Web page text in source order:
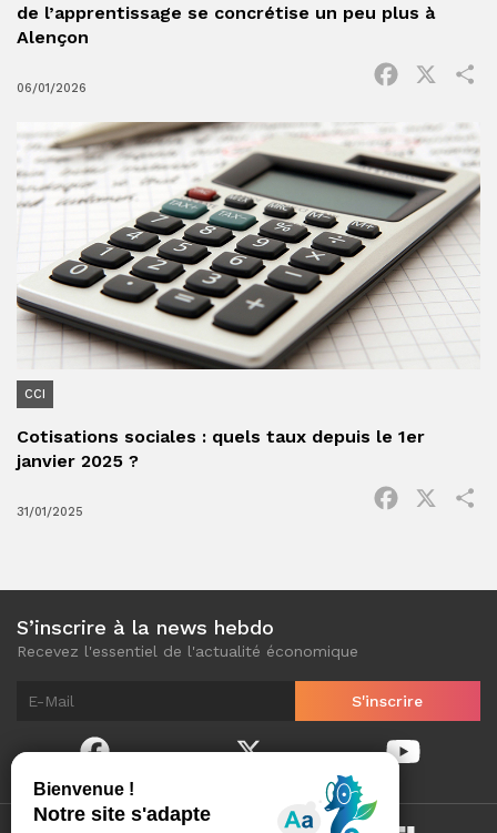
de l’apprentissage se concrétise un peu plus à
Alençon
06/01/2026
Facebook
CCI
Cotisations sociales : quels taux depuis le 1er
janvier 2025 ?
31/01/2025
Facebook
S’inscrire à la news hebdo
Recevez l'essentiel de l'actualité économique